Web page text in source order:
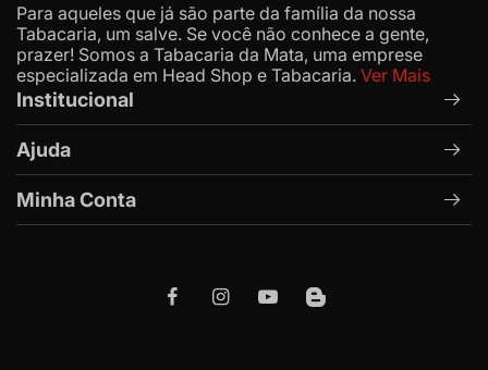
Para aqueles que já são parte da família da nossa
Tabacaria, um salve. Se você não conhece a gente,
prazer! Somos a Tabacaria da Mata, uma emprese
especializada em Head Shop e Tabacaria. Ver Mais
Institucional
Ajuda
Minha Conta